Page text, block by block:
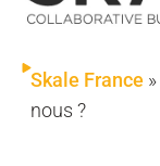
Skale France »
nous ?